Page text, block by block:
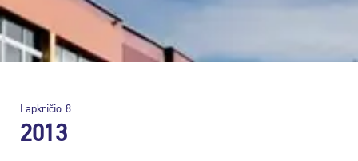
Lapkričio 8
2013